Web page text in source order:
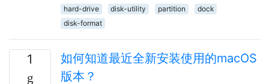
hard-drive disk-utility partition
dock
disk-format
1
如何知道最近全新安装使用的macOS
版本？